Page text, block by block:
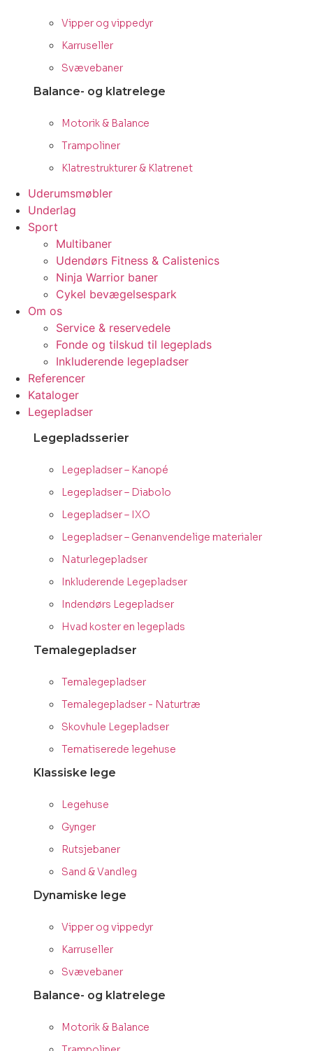
Vipper og vippedyr
Karruseller
Svævebaner
Balance- og klatrelege
Motorik & Balance
Trampoliner
Klatrestrukturer & Klatrenet
Uderumsmøbler
Underlag
Sport
Multibaner
Udendørs Fitness & Calistenics
Ninja Warrior baner
Cykel bevægelsespark
Om os
Service & reservedele
Fonde og tilskud til legeplads
Inkluderende legepladser
Referencer
Kataloger
Legepladser
Legepladsserier
Legepladser – Kanopé
Legepladser – Diabolo
Legepladser – IXO
Legepladser – Genanvendelige materialer
Naturlegepladser
Inkluderende Legepladser
Indendørs Legepladser
Hvad koster en legeplads
Temalegepladser
Temalegepladser
Temalegepladser - Naturtræ
Skovhule Legepladser
Tematiserede legehuse
Klassiske lege
Legehuse
Gynger
Rutsjebaner
Sand & Vandleg
Dynamiske lege
Vipper og vippedyr
Karruseller
Svævebaner
Balance- og klatrelege
Motorik & Balance